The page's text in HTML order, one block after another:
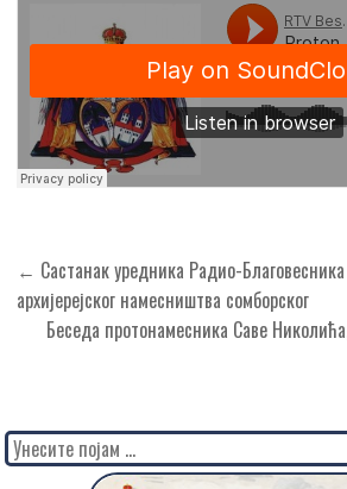
Кретање
чланка
← Састанак уредника Радио-
aрхијерејског намесништва сомборског
Беседа протонамесника Саве
Search
for: